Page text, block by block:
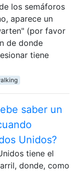
los semáforos
aparece un
(por favor
de donde
tiene
saber un
Unidos?
tiene el
donde, como